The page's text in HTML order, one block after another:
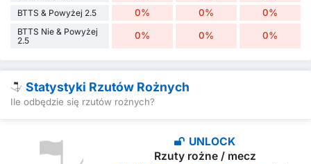
BTTS & Powyżej 2.5 0% 0% 0%
BTTS Nie & Powyżej
2.5
0% 0% 0%
Statystyki Rzutów Rożnych
Ile odbędzie się rzutów rożnych?
UNLOCK
Rzuty rożne / mecz